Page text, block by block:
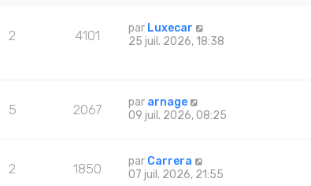
2 4101 par Luxecar
25 juil. 2026, 18:38
5 2067 par arnage
09 juil. 2026, 08:25
2 1850 par Carrera
07 juil. 2026, 21:55